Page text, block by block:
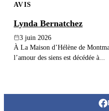
AVIS
Lynda Bernatchez
3 juin 2026
À La Maison d’Hélène de
l’amour des siens est décédée à...